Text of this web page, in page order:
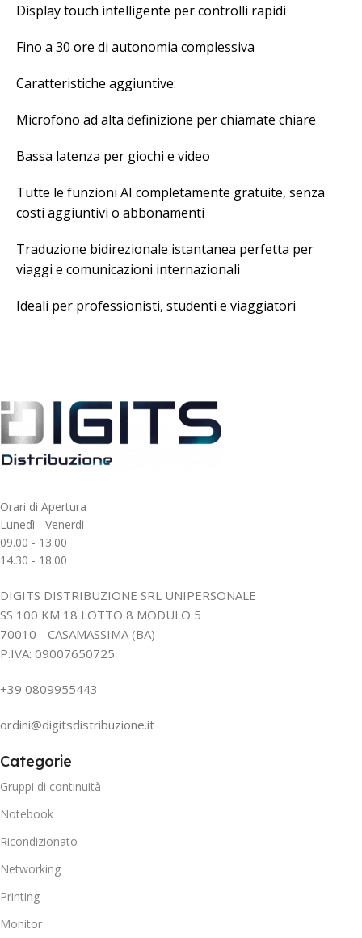
Display touch intelligente per controlli rapidi
Fino a 30 ore di autonomia complessiva
Caratteristiche aggiuntive:
Microfono ad alta definizione per chiamate chiare
Bassa latenza per giochi e video
Tutte le funzioni AI completamente gratuite, senza
costi aggiuntivi o abbonamenti
Traduzione bidirezionale istantanea perfetta per
viaggi e comunicazioni internazionali
Ideali per professionisti, studenti e viaggiatori
Orari di Apertura
Lunedì - Venerdì
09.00 - 13.00
14.30 - 18.00
DIGITS DISTRIBUZIONE SRL UNIPERSONALE
SS 100 KM 18 LOTTO 8 MODULO 5
70010 - CASAMASSIMA (BA)
P.IVA: 09007650725
+39 0809955443
ordini@digitsdistribuzione.it
Categorie
Gruppi di continuità
Notebook
Ricondizionato
Networking
Printing
Monitor